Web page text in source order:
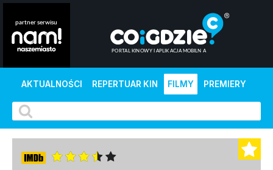
AKTUALNOŚCI REPERTUAR KIN FILMY PREMIERY